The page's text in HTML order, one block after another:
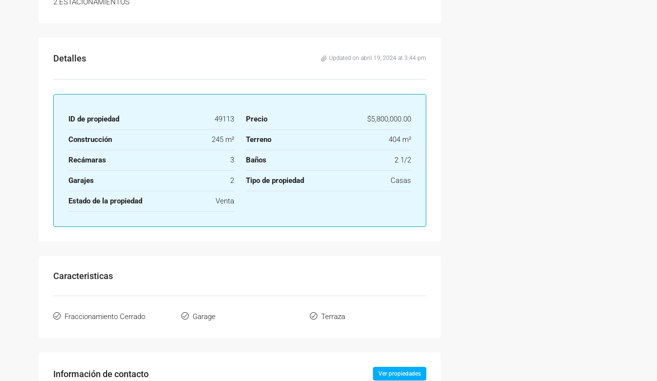
2 ESTACIONAMIENTOS
Detalles Updated on abril 19, 2024 at 3:44 pm
ID de propiedad 49113 Precio $5,800,000.00
Construcción 245 m² Terreno 404 m²
Recámaras 3 Baños 2 1/2
Garajes 2 Tipo de propiedad Casas
Estado de la propiedad Venta
Caracteristicas
Fraccionamiento Cerrado Garage Terraza
Información de contacto Ver propiedades